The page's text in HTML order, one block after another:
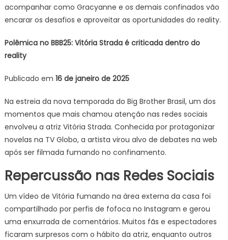
acompanhar como Gracyanne e os demais confinados vão
encarar os desafios e aproveitar as oportunidades do reality.
Polêmica no BBB25: Vitória Strada é criticada dentro do
reality
Publicado em 16 de janeiro de 2025
Na estreia da nova temporada do Big Brother Brasil, um dos
momentos que mais chamou atenção nas redes sociais
envolveu a atriz Vitória Strada. Conhecida por protagonizar
novelas na TV Globo, a artista virou alvo de debates na web
após ser filmada fumando no confinamento.
Repercussão nas Redes Sociais
Um vídeo de Vitória fumando na área externa da casa foi
compartilhado por perfis de fofoca no Instagram e gerou
uma enxurrada de comentários. Muitos fãs e espectadores
ficaram surpresos com o hábito da atriz, enquanto outros